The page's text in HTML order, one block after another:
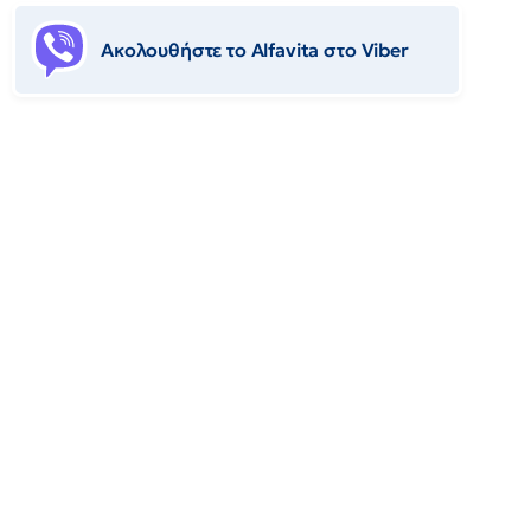
Ακολουθήστε το Αlfavita στο Viber